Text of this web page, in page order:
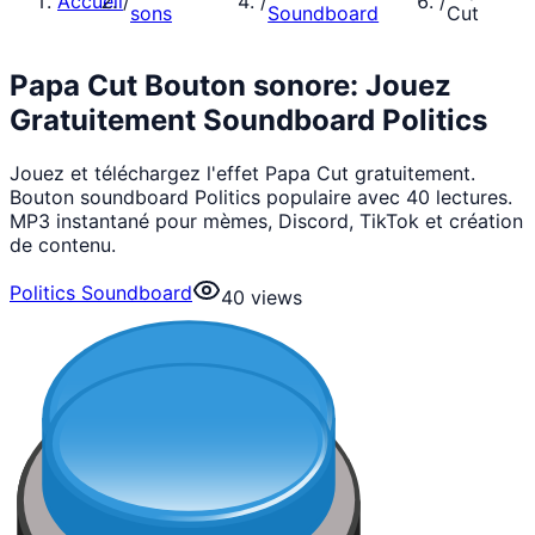
sons
Soundboard
Cut
Papa Cut Bouton sonore: Jouez
Gratuitement Soundboard Politics
Jouez et téléchargez l'effet Papa Cut gratuitement.
Bouton soundboard Politics populaire avec 40 lectures.
MP3 instantané pour mèmes, Discord, TikTok et création
de contenu.
Politics Soundboard
40 views